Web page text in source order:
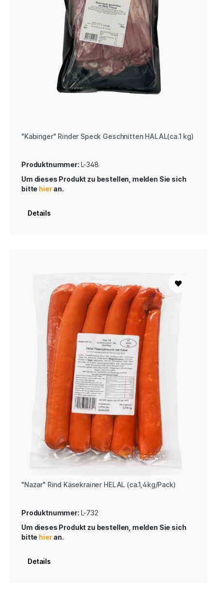
"Kabinger" Rinder Speck Geschnitten HALAL(ca.1 kg)
Produktnummer: L-348
Um dieses Produkt zu bestellen, melden Sie sich
bitte hieran.
Details
"Nazar" Rind Käsekrainer HELAL (ca.1,4kg/Pack)
Produktnummer: L-732
Um dieses Produkt zu bestellen, melden Sie sich
bitte hieran.
Details